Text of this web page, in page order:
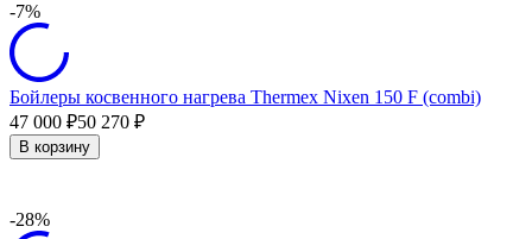
-7%
Бойлеры косвенного нагрева Thermex Nixen 150 F (combi)
47 000 ₽50 270 ₽
В корзину
-28%